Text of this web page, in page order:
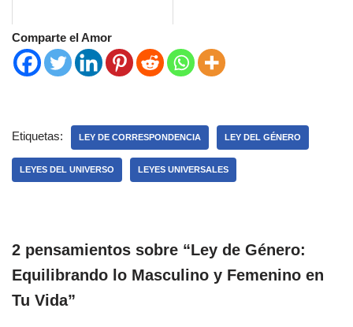
Comparte el Amor
Etiquetas: LEY DE CORRESPONDENCIA LEY DEL GÉNERO
LEYES DEL UNIVERSO LEYES UNIVERSALES
2 pensamientos sobre “Ley de Género:
Equilibrando lo Masculino y Femenino en
Tu Vida”